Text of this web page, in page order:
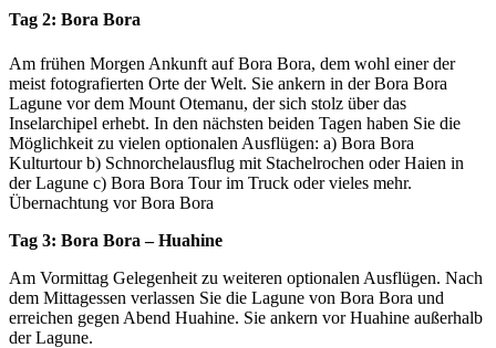
Tag 2: Bora Bora
Am frühen Morgen Ankunft auf Bora Bora, dem wohl einer der
meist fotografierten Orte der Welt. Sie ankern in der Bora Bora
Lagune vor dem Mount Otemanu, der sich stolz über das
Inselarchipel erhebt. In den nächsten beiden Tagen haben Sie die
Möglichkeit zu vielen optionalen Ausflügen: a) Bora Bora
Kulturtour b) Schnorchelausflug mit Stachelrochen oder Haien in
der Lagune c) Bora Bora Tour im Truck oder vieles mehr.
Übernachtung vor Bora Bora
Tag 3: Bora Bora – Huahine
Am Vormittag Gelegenheit zu weiteren optionalen Ausflügen. Nach
dem Mittagessen verlassen Sie die Lagune von Bora Bora und
erreichen gegen Abend Huahine. Sie ankern vor Huahine außerhalb
der Lagune.